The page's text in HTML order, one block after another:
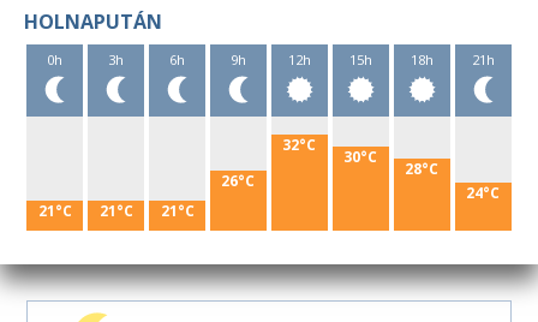
HOLNAPUTÁN
0h
21°C
3h
21°C
6h
21°C
9h
26°C
12h
32°C
15h
30°C
18h
28°C
21h
24°C